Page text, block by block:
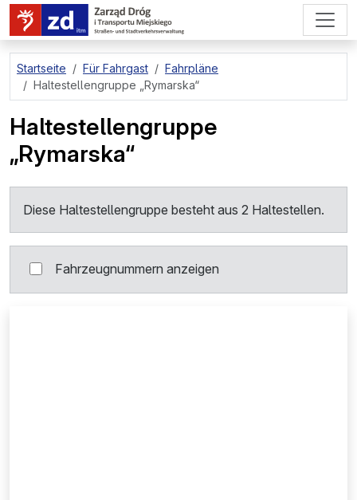
zum Hauptinhalt springen
Startseite Für Fahrgast
Fahrpläne
Haltestellengruppe
„Rymarska“
Haltestellengruppe
„Rymarska“
Diese Haltestellengruppe besteht aus 2 Haltestellen.
Fahrzeugnummern anzeigen